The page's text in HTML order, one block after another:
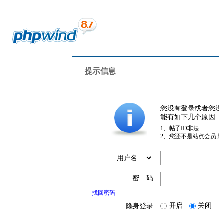
提示信息
您没有登录或者您
能有如下几个原因
1、帖子ID非法
2、您还不是站点会员
密 码
找回密码
隐身登录 开启 关闭